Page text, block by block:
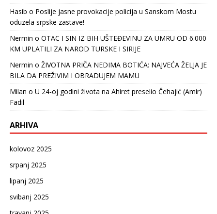
Hasib o Poslije jasne provokacije policija u Sanskom Mostu
oduzela srpske zastave!
Nermin o OTAC I SIN IZ BIH UŠTEĐEVINU ZA UMRU OD 6.000
KM UPLATILI ZA NAROD TURSKE I SIRIJE
Nermin o ŽIVOTNA PRIČA NEDIMA BOTIĆA: NAJVEĆA ŽELJA JE
BILA DA PREŽIVIM I OBRADUJEM MAMU
Milan o U 24-oj godini života na Ahiret preselio Čehajić (Amir)
Fadil
ARHIVA
kolovoz 2025
srpanj 2025
lipanj 2025
svibanj 2025